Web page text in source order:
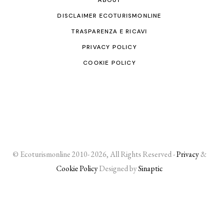
DISCLAIMER ECOTURISMONLINE
TRASPARENZA E RICAVI
PRIVACY POLICY
COOKIE POLICY
© Ecoturismonline 2010- 2026, All Rights Reserved -Privacy&
Cookie PolicyDesigned bySinaptic